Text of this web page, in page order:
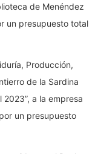
de Menéndez
un presupuesto total
Producción,
de la Sardina
a la empresa
un presupuesto